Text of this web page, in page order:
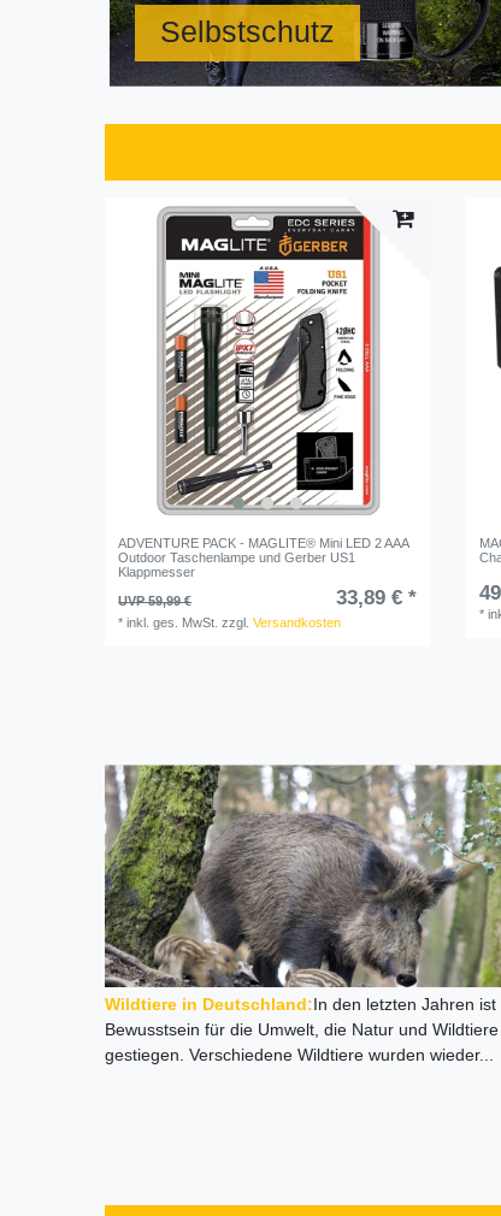
Selbstschutz
ADVENTURE PACK - MAGLITE® Mini LED 2 AAA
Outdoor Taschenlampe und Gerber US1
Klappmesser
UVP 59,99 €
33,89 € *
*inkl. ges. MwSt. zzgl.Versandkosten
*
Wildtiere in Deutschland:In den letzten Jahren ist
Bewusstsein für die Umwelt, die Natur und Wildtiere
gestiegen. Verschiedene Wildtiere wurden wieder...